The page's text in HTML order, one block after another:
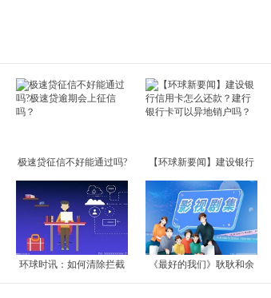
极速贷征信不好能通过吗?
极速贷逾期会上征信吗？
【环球新要闻】建设银行
信用卡怎么还款？建行银
行卡
环球时讯：如何清除拦截
《最好的我们》耿耿和余